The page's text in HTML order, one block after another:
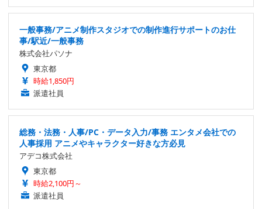
一般事務/アニメ制作スタジオでの制作進行サポートのお仕
事/駅近/一般事務
株式会社パソナ
東京都
時給1,850円
派遣社員
総務・法務・人事/PC・データ入力/事務 エンタメ会社での
人事採用 アニメやキャラクター好きな方必見
アデコ株式会社
東京都
時給2,100円～
派遣社員